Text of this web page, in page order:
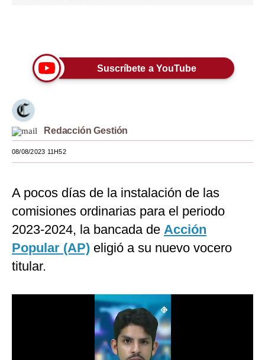
Tendencias
Lujo
Viajes
Moda
Estilos
EEUU
España
Internacional
Tecnología
Suscríbete a YouTube
Redacción Gestión
08/08/2023 11H52
A pocos días de la instalación de las
comisiones ordinarias para el periodo
2023-2024, la bancada de Acción
Popular (AP) eligió a su nuevo vocero
titular.